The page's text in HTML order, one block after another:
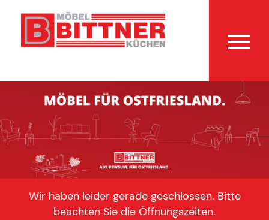
Wir haben leider gerade geschlossen. Bitte
beachten Sie die Öffnungszeiten.